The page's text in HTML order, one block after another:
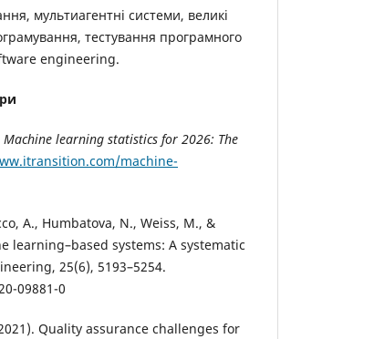
мультиагентні системи, великі
тестування програмного
engineering.
Machine learning statistics for 2026: The
machine-
A., Humbatova, N., Weiss, M., &
learning–based systems: A systematic
25(6), 5193–5254.
09881-0
Quality assurance challenges for